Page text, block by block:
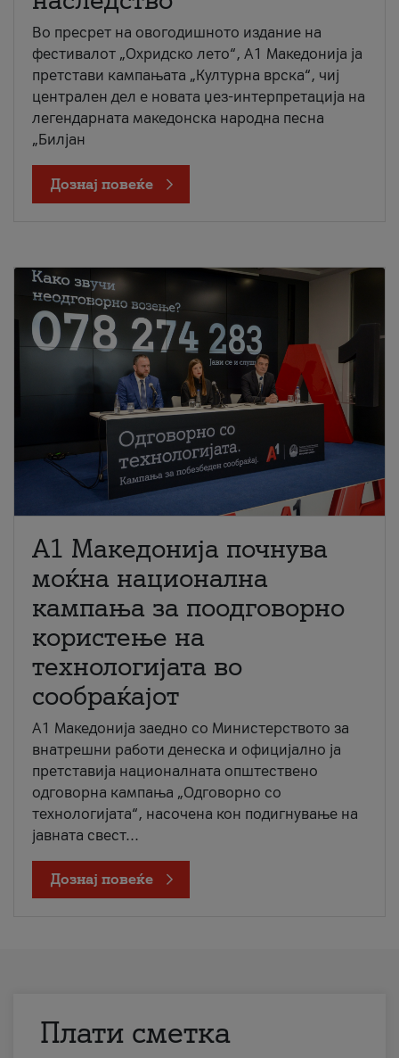
Во пресрет на овогодишното издание на
фестивалот „Охридско лето“, А1 Македонија ја
претстави кампањата „Културна врска“, чиј
централен дел е новата џез-интерпретација на
легендарната македонска народна песна
„Билјан
Дознај повеќе
A1 Македонија почнува
моќна национална
кампања за поодговорно
користење на
технологијата во
сообраќајот
A1 Македонија заедно со Министерството за
внатрешни работи денеска и официјално ја
претставија националната општествено
одговорна кампања „Одговорно со
технологијата“, насочена кон подигнување на
јавната свест...
Дознај повеќе
Плати сметка